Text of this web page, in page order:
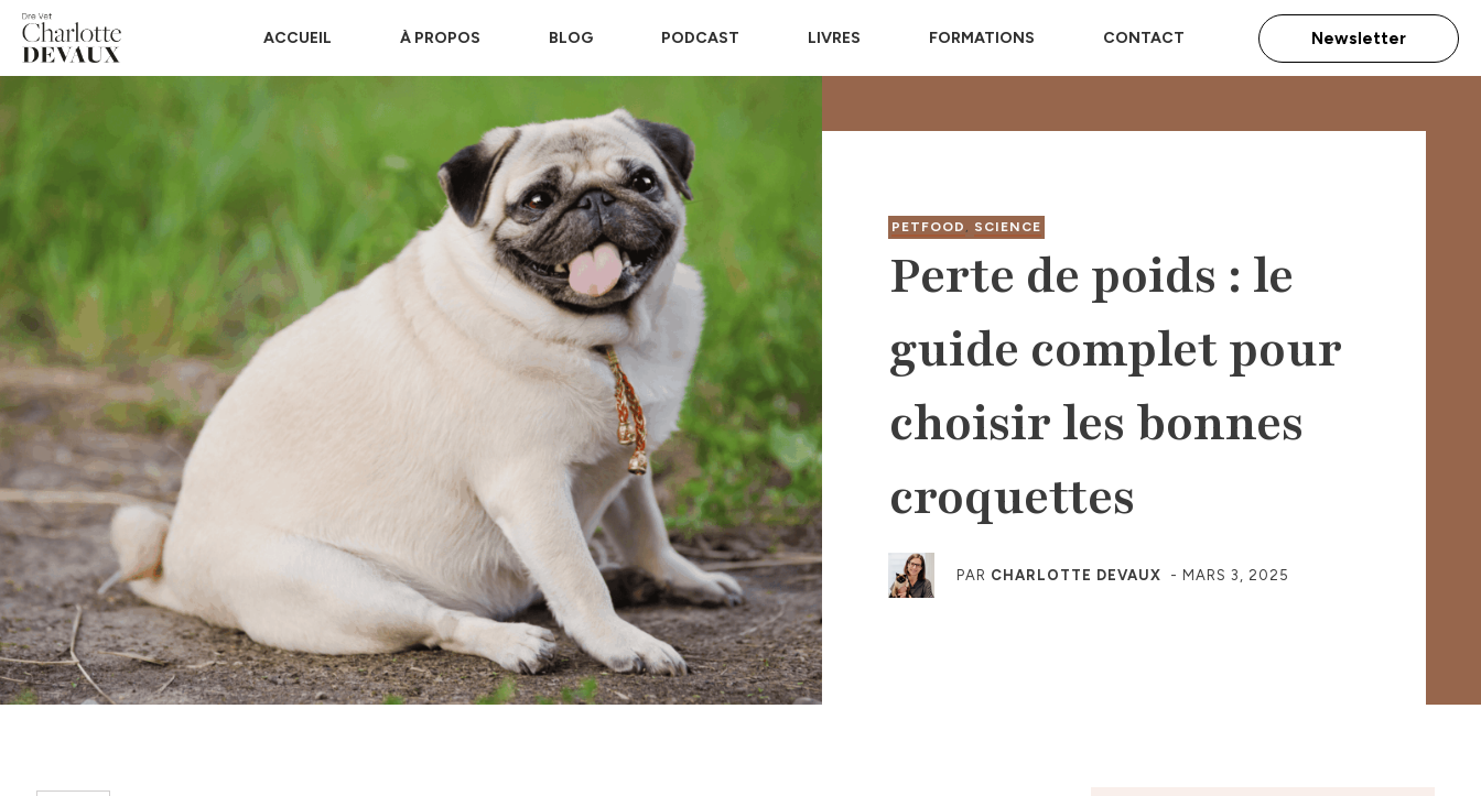
ACCUEIL À PROPOS BLOG PODCAST LIVRES FORMATIONS CONTACT Newsletter
PETFOOD , SCIENCE
Perte de poids : le
guide complet pour
choisir les bonnes
croquettes
PAR CHARLOTTE DEVAUX - MARS 3, 2025